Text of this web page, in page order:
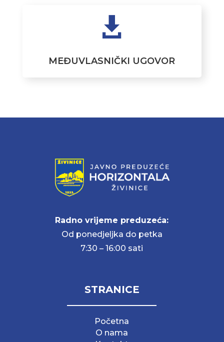

MEĐUVLASNIČKI UGOVOR
Radno vrijeme preduzeća:
Od ponedjeljka do petka
7:30 – 16:00 sati
STRANICE
Početna
O nama